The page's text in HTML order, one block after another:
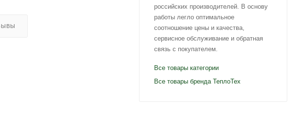
российских производителей. В основу
работы легло оптимальное
соотношение цены и качества,
сервисное обслуживание и обратная
связь с покупателем.
Все товары категории
Все товары бренда ТеплоТех